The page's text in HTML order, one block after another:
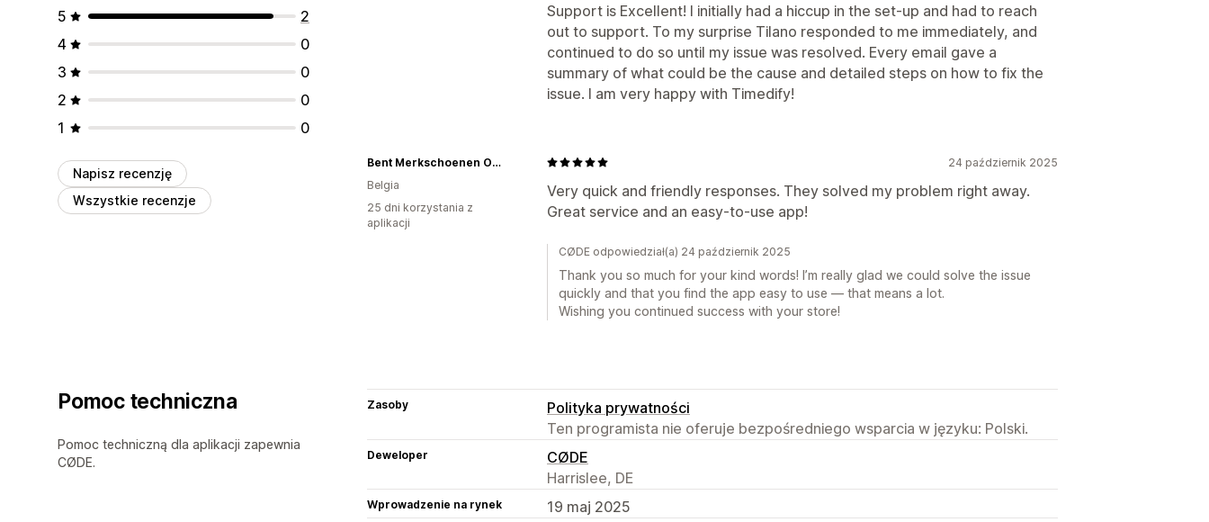
5
2
4
0
3
0
2
0
1
0
Napisz recenzję
Wszystkie recenzje
Support is Excellent! I initially had a hiccup in the set-up and had to reach
out to support. To my surprise Tilano responded to me immediately, and
continued to do so until my issue was resolved. Every email gave a
summary of what could be the cause and detailed steps on how to fix the
issue. I am very happy with Timedify!
24 październik 2025
Very quick and friendly responses. They solved my problem right away.
Great service and an easy-to-use app!
Bent Merkschoenen Online
Belgia
25 dni korzystania z
aplikacji
CØDE odpowiedział(a) 24 październik 2025
Thank you so much for your kind words! I’m really glad we could solve the issue
quickly and that you find the app easy to use — that means a lot.
Wishing you continued success with your store!
Pomoc techniczna
Pomoc techniczną dla aplikacji zapewnia
CØDE.
Zasoby
Polityka prywatności
Ten programista nie oferuje bezpośredniego wsparcia w języku: Polski.
Deweloper
CØDE
Harrislee, DE
Wprowadzenie na rynek 19 maj 2025